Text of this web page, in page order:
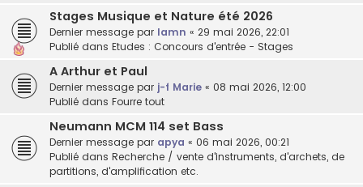
Stages Musique et Nature été 2026
Dernier message par lamn « 29 mai 2026, 22:01
Publié dans Etudes : Concours d'entrée - Stages
A Arthur et Paul
Dernier message par j-f Marie « 08 mai 2026, 12:00
Publié dans Fourre tout
Neumann MCM 114 set Bass
Dernier message par apya « 06 mai 2026, 00:21
Publié dans Recherche / vente d'instruments, d'archets, de
partitions, d'amplification etc.